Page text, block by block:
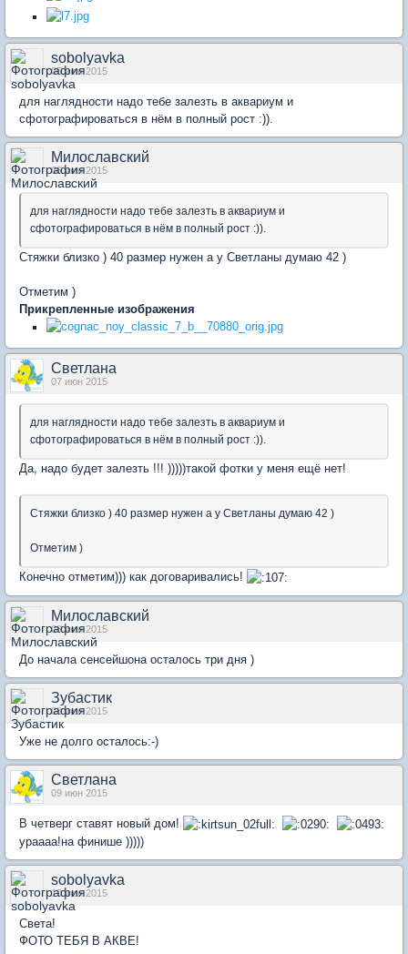
sobolyavka
05 июн 2015
для наглядности надо тебе залезть в аквариум и
сфотографироваться в нём в полный рост :)).
Милославский
06 июн 2015
для наглядности надо тебе залезть в аквариум и
сфотографироваться в нём в полный рост :)).
Стяжки близко ) 40 размер нужен а у Светланы думаю 42 )
Отметим )
Прикрепленные изображения
Светлана
07 июн 2015
для наглядности надо тебе залезть в аквариум и
сфотографироваться в нём в полный рост :)).
Да, надо будет залезть !!! )))))такой фотки у меня ещё нет!
Стяжки близко ) 40 размер нужен а у Светланы думаю 42 )
Отметим )
Конечно отметим))) как договаривались!
Милославский
08 июн 2015
До начала сенсейшона осталось три дня )
Зубастик
08 июн 2015
Уже не долго осталось:-)
Светлана
09 июн 2015
В четверг ставят новый дом!
ураааа!на финише )))))
sobolyavka
10 июн 2015
Света!
ФОТО ТЕБЯ В АКВЕ!